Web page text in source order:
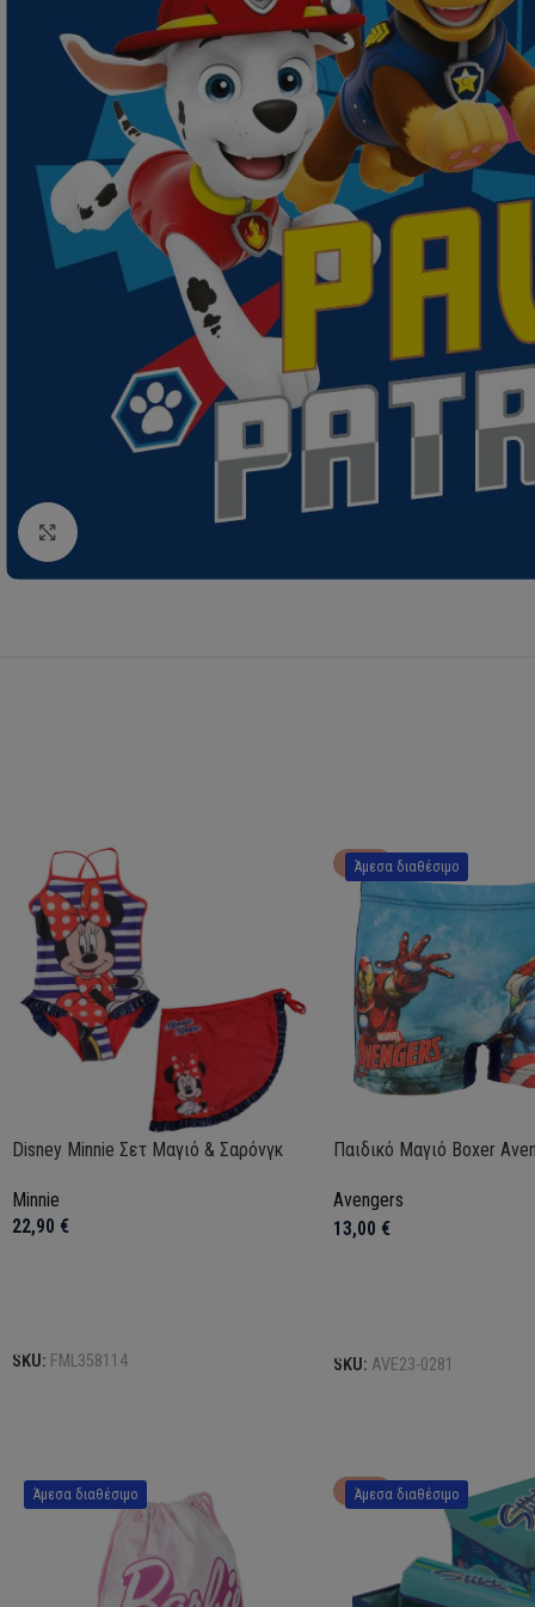
Disney Minnie Σετ Μαγιό & Σαρόνγκ
Minnie
22,90 €
SKU: FML358114
Άμεσα διαθέσιμο
HOT
Παιδικό Μαγιό Boxer
Avengers
13,00 €
SKU: AVE23-0281
Άμεσα διαθέσιμο Άμεσα διαθέσιμο
HOT